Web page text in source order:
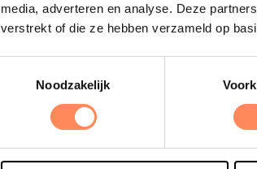
media, adverteren en analyse. Deze
verstrekt of die ze hebben verzameld op
Noodzakelijk
Deze link opent in een nieuwe
Met de hele familie logeren
Tijdens de
pizza avond
, een gezellig